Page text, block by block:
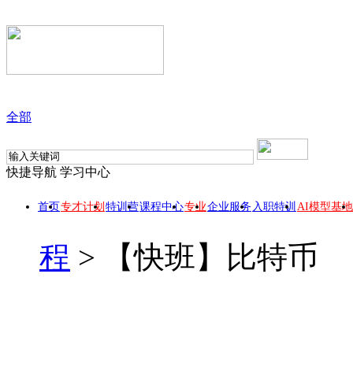
全部
快捷导航 学习中心
首页专才计划 特训营课程中心专业企业服务 入职特训 AI模型基地
程 > 【快班】比特币